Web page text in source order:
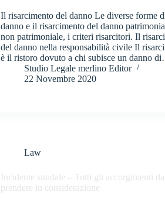
Il risarcimento del danno Le diverse forme
danno e il risarcimento del danno
non patrimoniale, i criteri risarcitori. Il
del danno nella responsabilità civile Il
è il ristoro dovuto a chi subisce un danno
Studio Legale merlino Editor
22 Novembre 2020
Law
Incidente stradale – Tutti gli accorgimenti da
prendere in considerazione